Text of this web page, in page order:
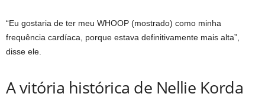
“Eu gostaria de ter meu WHOOP (mostrado) como minha
frequência cardíaca, porque estava definitivamente mais alta”,
disse ele.
A vitória histórica de Nellie Korda